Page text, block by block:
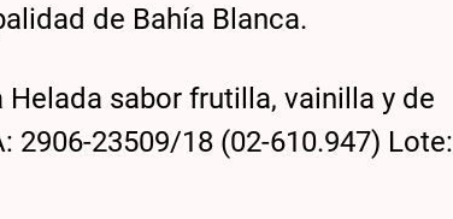
de Bahía Blanca.
sabor frutilla, vainilla y de
2906-23509/18 (02-610.947) Lote: